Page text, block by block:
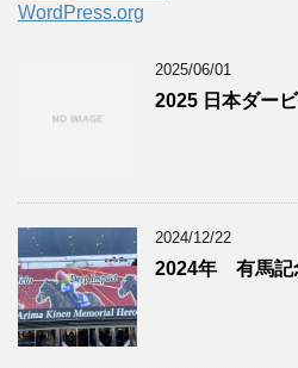
WordPress.org
2025/06/01
2025 日本ダー
2024/12/22
2024年 有馬記